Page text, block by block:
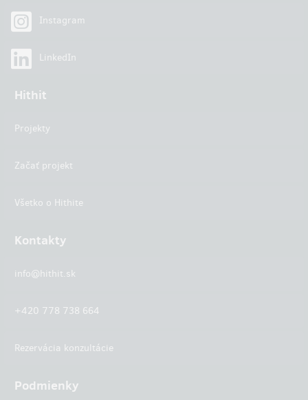
Instagram
LinkedIn
Hithit
Projekty
Začať projekt
Všetko o Hithite
Kontakty
info@hithit.sk
+420 778 738 664
Rezervácia konzultácie
Podmienky